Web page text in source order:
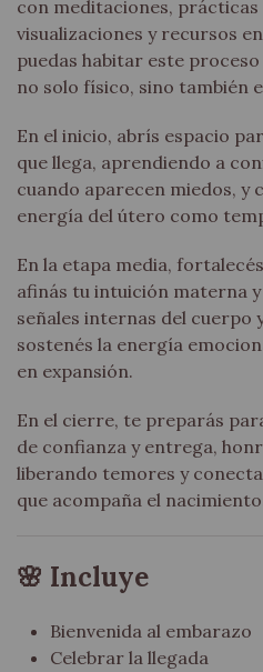
con meditaciones, prácticas
visualizaciones y recursos
puedas habitar este
no solo físico, sino también
En el inicio, abrís espacio
que llega, aprendiendo a
cuando aparecen miedos, y
energía del útero como
En la etapa media,
afinás tu intuición materna y
señales internas del cuerpo
sostenés la energía
en expansión.
En el cierre, te preparás
de confianza y entrega,
liberando temores y
que acompaña el
🌸 Incluye
Bienvenida al embarazo
Celebrar la llegada